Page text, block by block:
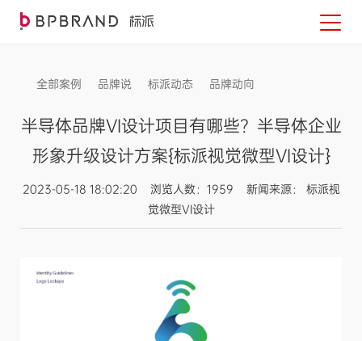
全部案例 品牌说 标派动态 品牌动向
半导体品牌VI设计项目有哪些？半导体企业
形象升级设计方案{标派视觉微型VI设计}
2023-05-18 18:02:20 浏览人数：1959 新闻来源： 标派视
觉微型VI设计